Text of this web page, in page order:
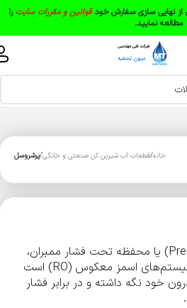
از نهایی سازی سفارش خودقوانین و مقررات سایت را
مطالعه نمایید.
خانه قطعات آب شیرین کن صنعتی و خانگی پرشروسل
پرشر وسل (Pressure Vessel) یا محفظه تحت فشار ممبران،
یکی از اجزای ضروری در سیستم‌های اسمز معکوس (RO) است
خود نگه داشته و در برابر فشار